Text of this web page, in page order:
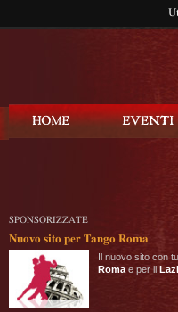
SPONSORIZZATE
Nuovo sito per Tango Roma
Il nuovo sito con
Roma e per il